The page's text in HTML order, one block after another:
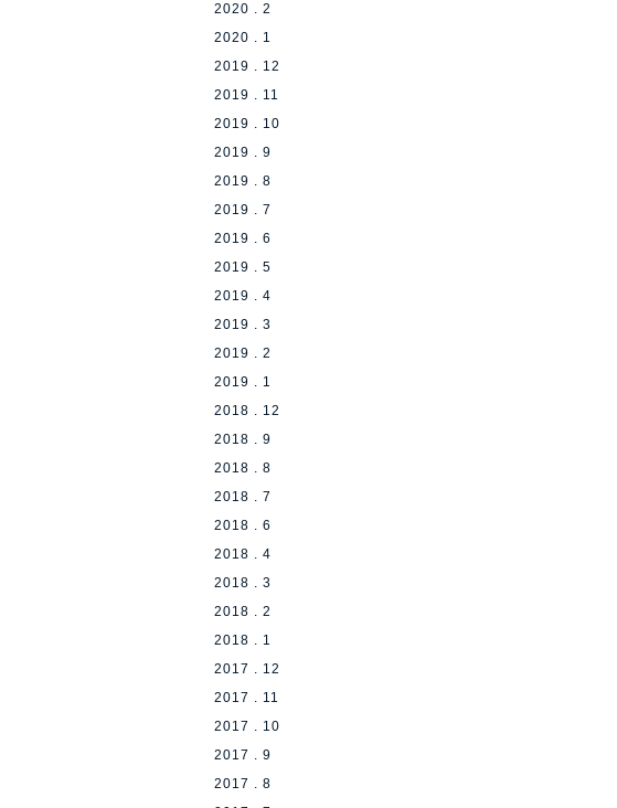
2020 . 2
2020 . 1
2019 . 12
2019 . 11
2019 . 10
2019 . 9
2019 . 8
2019 . 7
2019 . 6
2019 . 5
2019 . 4
2019 . 3
2019 . 2
2019 . 1
2018 . 12
2018 . 9
2018 . 8
2018 . 7
2018 . 6
2018 . 4
2018 . 3
2018 . 2
2018 . 1
2017 . 12
2017 . 11
2017 . 10
2017 . 9
2017 . 8